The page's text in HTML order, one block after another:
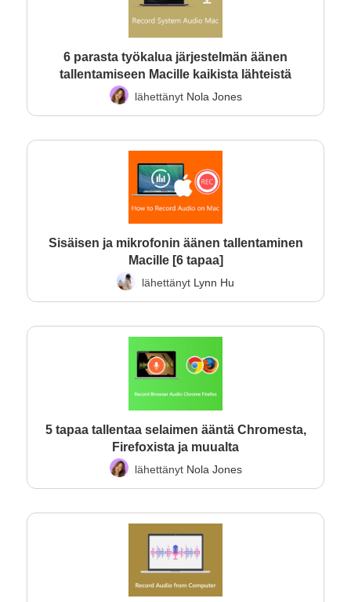
6 parasta työkalua järjestelmän äänen
tallentamiseen Macille kaikista lähteistä
lähettänyt Nola Jones
Sisäisen ja mikrofonin äänen tallentaminen
Macille [6 tapaa]
lähettänyt Lynn Hu
5 tapaa tallentaa selaimen ääntä Chromesta,
Firefoxista ja muualta
lähettänyt Nola Jones